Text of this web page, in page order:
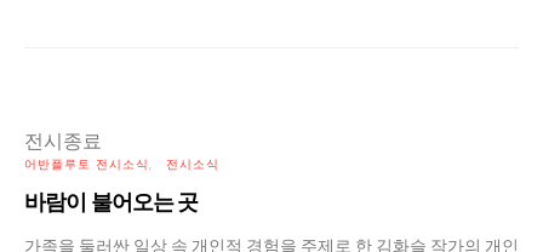
전시종료
어반플루토 전시소식 전시소식
바람이 불어오는 곳
가족을 둘러싼 일상 속 개인적 경험을 주제로 한 김화슬 작가의 개인